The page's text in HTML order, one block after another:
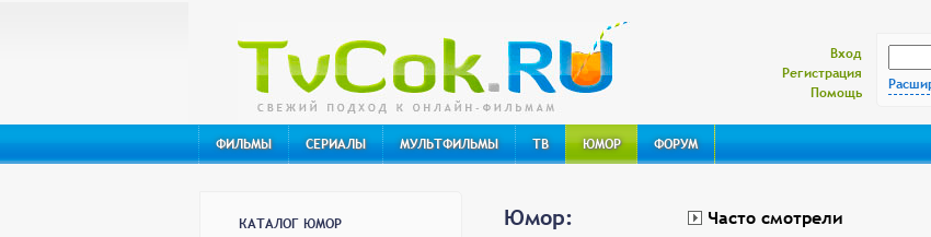
Вход
Регистрация
Помощь
ФИЛЬМЫ СЕРИАЛЫ МУЛЬТФИЛЬМЫ ТВ ЮМОР ФОРУМ
КАТАЛОГ ЮМОР
Часто смотрели
Юмор: